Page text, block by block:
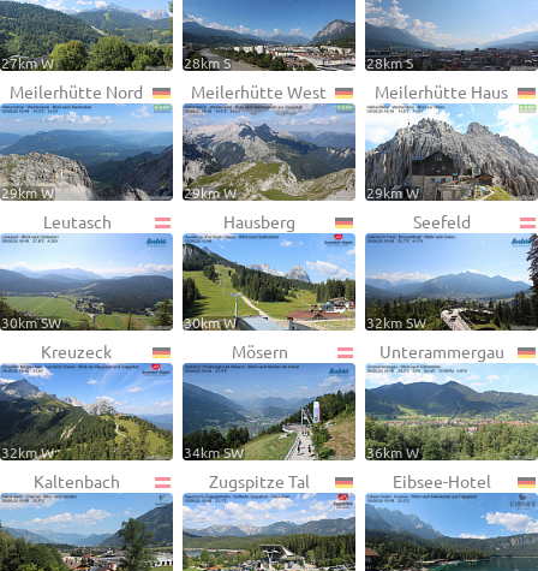
27km W 28km S 28km S
Meilerhütte Nord
29km W
Meilerhütte West
29km W
Meilerhütte Haus
29km W
Leutasch
30km SW
Hausberg
30km W
Seefeld
32km SW
Kreuzeck
32km W
Mösern
34km SW
Unterammergau
36km W
Kaltenbach Zugspitze Tal Eibsee-Hotel